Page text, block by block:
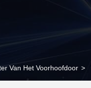
Van Het Voorhoofdoor >